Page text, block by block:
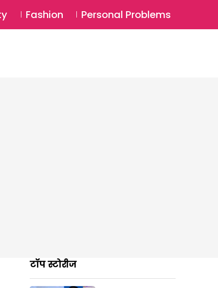
Login ⚲
Fashion Personal Problems
टॉप स्टोरीज